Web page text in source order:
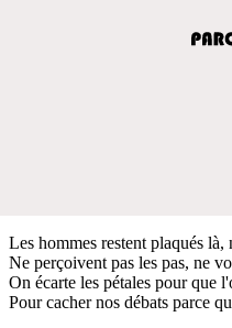
Les hommes restent plaqués
Ne perçoivent pas les pas, ne
On écarte les pétales pour que
Pour cacher nos débats parce